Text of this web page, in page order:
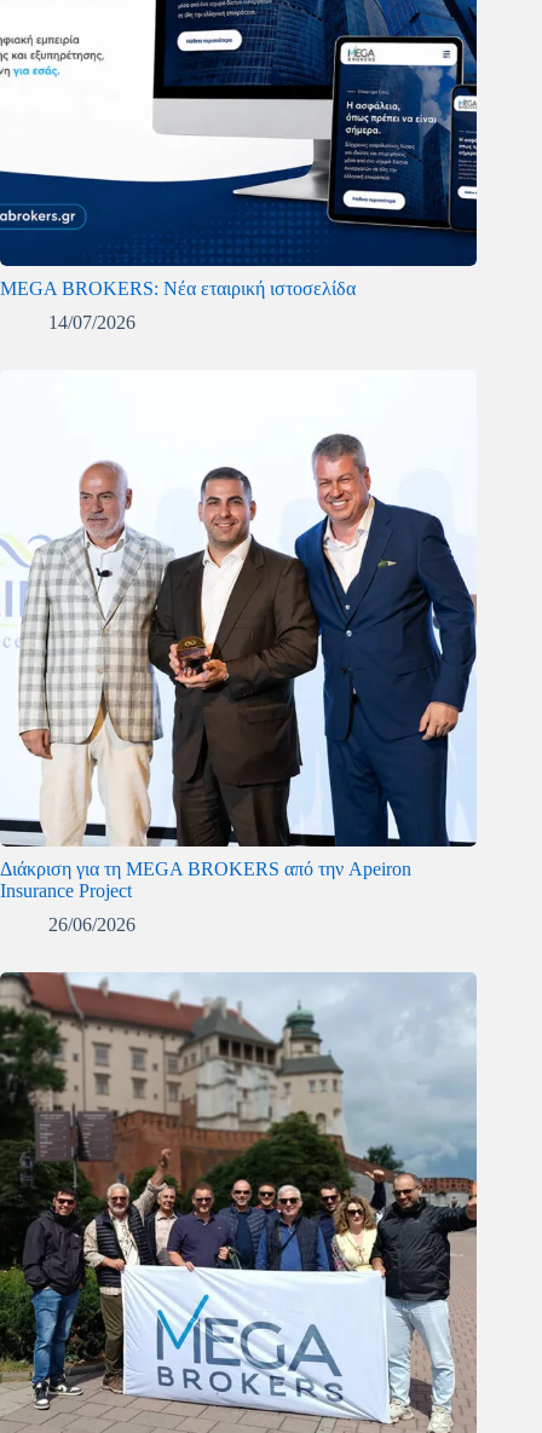
MEGA BROKERS: Νέα εταιρική ιστοσελίδα
14/07/2026
Διάκριση για τη MEGA BROKERS από την Apeiron
Insurance Project
26/06/2026